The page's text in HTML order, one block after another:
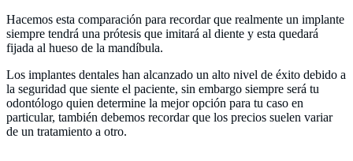
Hacemos esta comparación para recordar que realmente un implante
siempre tendrá una prótesis que imitará al diente y esta quedará
fijada al hueso de la mandíbula.
Los implantes dentales han alcanzado un alto nivel de éxito debido a
la seguridad que siente el paciente, sin embargo siempre será tu
odontólogo quien determine la mejor opción para tu caso en
particular, también debemos recordar que los precios suelen variar
de un tratamiento a otro.